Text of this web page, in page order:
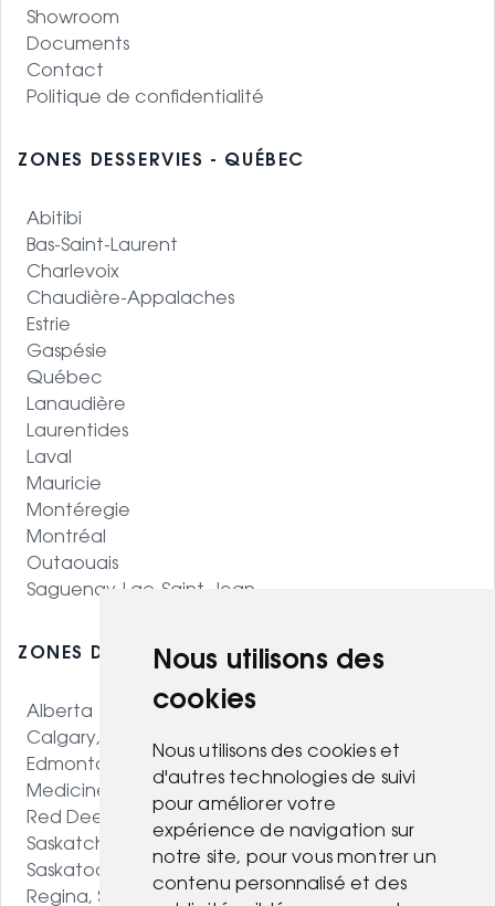
Nous utilisons des
cookies
Nous utilisons des cookies et
d'autres technologies de suivi
pour améliorer votre
expérience de navigation sur
notre site, pour vous montrer un
contenu personnalisé et des
Showroom
Documents
Contact
Politique de confidentialité
ZONES DESSERVIES - QUÉBEC
Abitibi
Bas-Saint-Laurent
Charlevoix
Chaudière-Appalaches
Estrie
Gaspésie
Québec
Lanaudière
Laurentides
Laval
Mauricie
Montéregie
Montréal
Outaouais
Saguenay-Lac-Saint-Jean
ZONES DESSERVIES - OUEST CANADIEN
Alberta
Calgary, AB
Edmonton, AB
Medicine Hat, AB
Red Deer, AB
Saskatchewan
Saskatoon, SK
Regina, SK